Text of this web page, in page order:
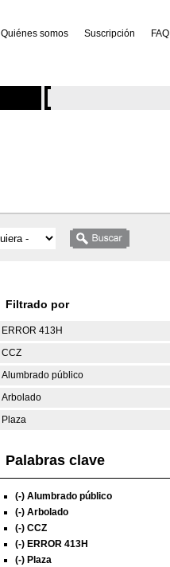
Quiénes somos Suscripción FAQ
Filtrado por
ERROR 413H
CCZ
Alumbrado público
Arbolado
Plaza
Palabras clave
(-) Alumbrado público
(-) Arbolado
(-) CCZ
(-) ERROR 413H
(-) Plaza